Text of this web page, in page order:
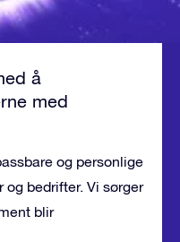
å
med
og personlige
og bedrifter. Vi sørger
blir